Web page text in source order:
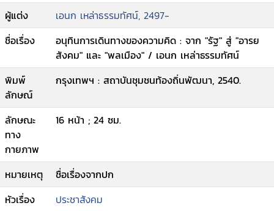
ผู้แต่ง
เอนก เหล่าธรรมทัศน์, 2497-
ชื่อเรื่อง
อนุทินการเดินทางของความคิด : จาก "รัฐ" สู่ "อารย
สังคม" และ "พลเมือง" / เอนก เหล่าธรรมทัศน์
พิมพ์
ลักษณ์
กรุงเทพฯ : สถาบันชุมชนท้องถิ่นพัฒนา, 2540.
ลักษณะ
ทาง
กายภาพ
16 หน้า ; 24 ซม.
หมายเหตุ
ชื่อเรื่องจากปก
หัวเรื่อง
ประชาสังคม